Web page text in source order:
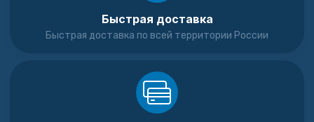
Быстрая доставка
Быстрая доставка по всей территории России